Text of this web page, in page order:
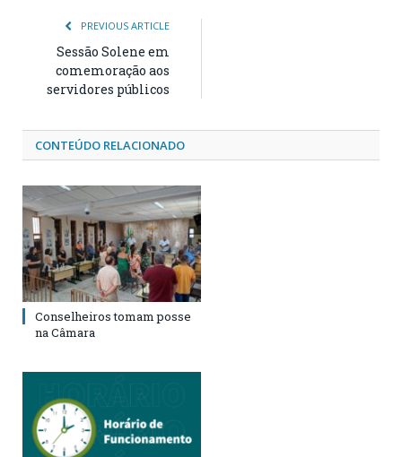
PREVIOUS ARTICLE
Sessão Solene em
comemoração aos
servidores públicos
CONTEÚDO RELACIONADO
Conselheiros tomam posse
na Câmara